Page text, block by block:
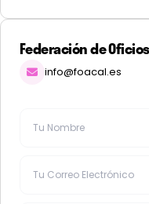
Federación de
info@foacal.es